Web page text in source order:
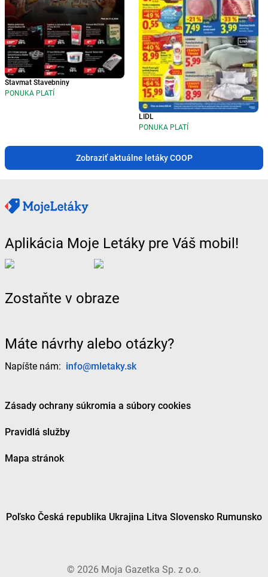
Stavmat Stavebniny
PONUKA PLATÍ
LIDL
PONUKA PLATÍ
Zobraziť aktuálne letáky COOP
Aplikácia Moje Letáky pre Váš mobil!
Zostaňte v obraze
Máte návrhy alebo otázky?
Napíšte nám: info@mletaky.sk
Zásady ochrany súkromia a súbory cookies
Pravidlá služby
Mapa stránok
Poľsko Česká republika Ukrajina Litva Slovensko Rumunsko
© 2026 Moja Gazetka Sp. z o.o.